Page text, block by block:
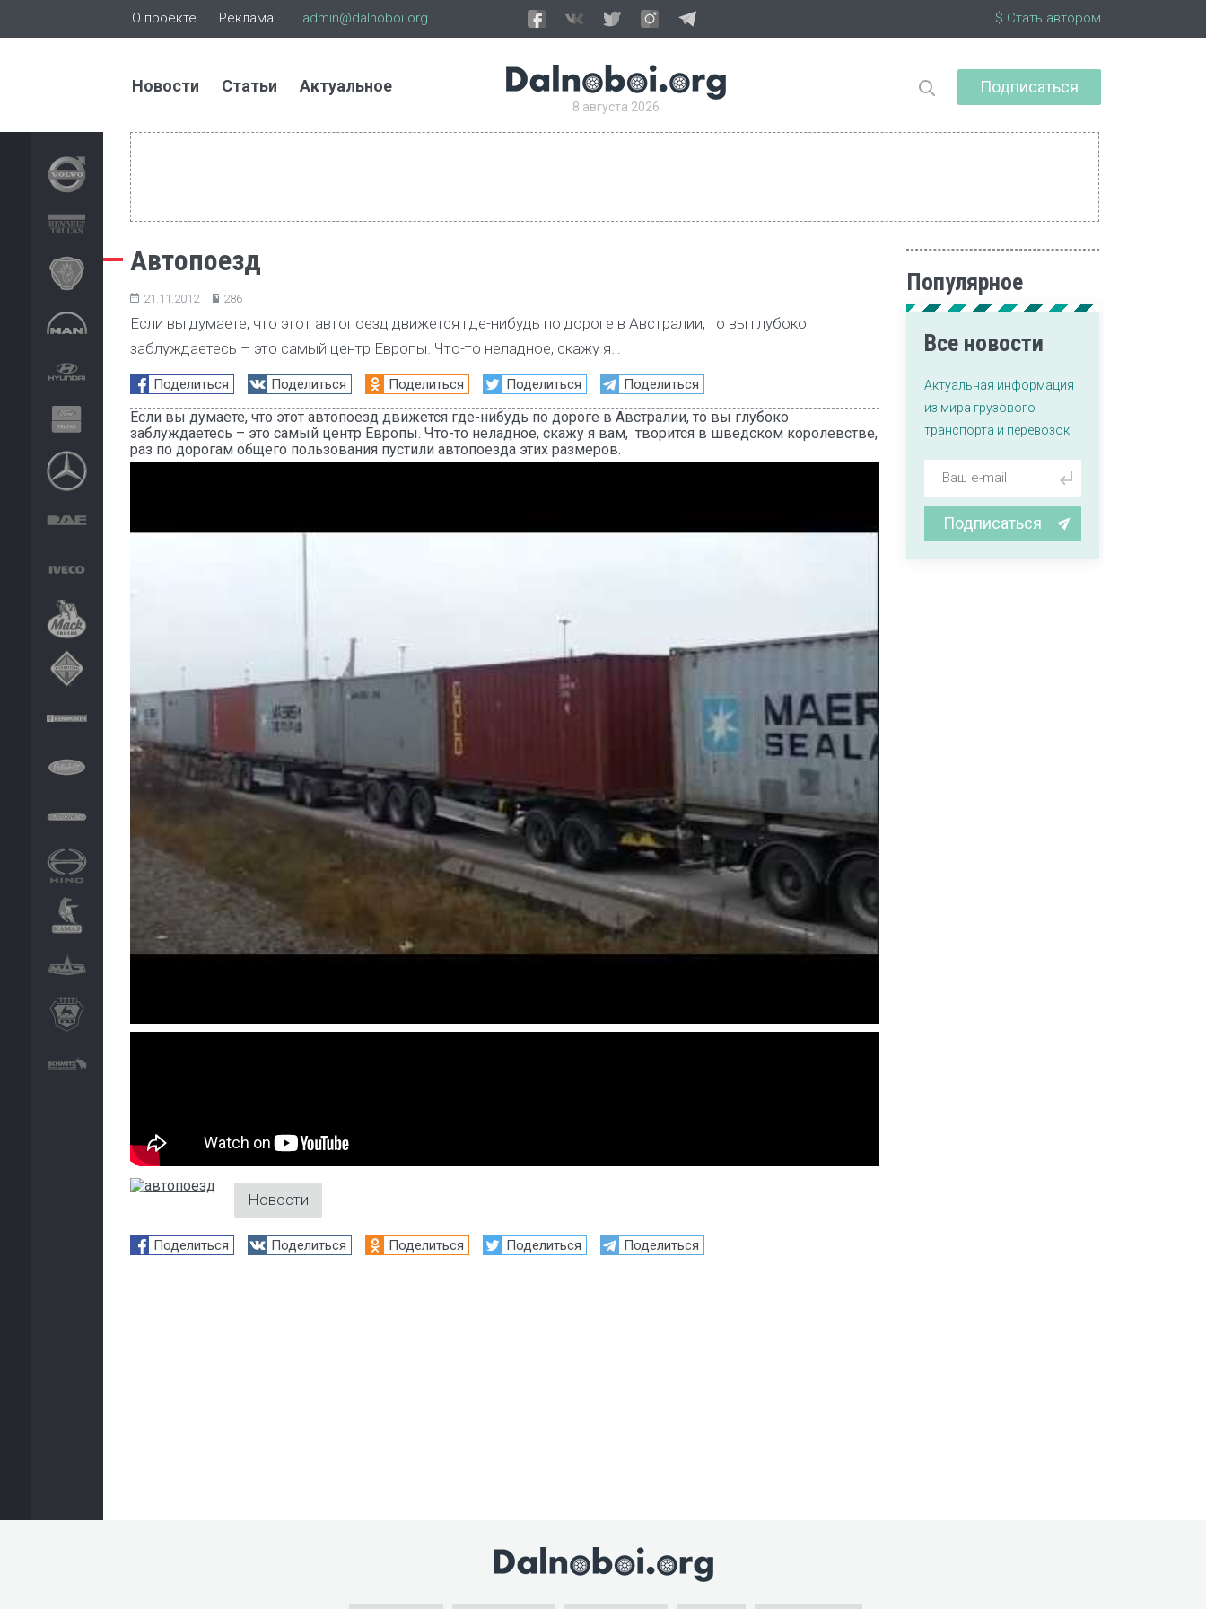
О проекте Реклама admin@dalnoboi.org $ Стать автором
Новости Статьи Актуальное
8 августа 2026
Подписаться
Автопоезд
21.11.2012 286
Если вы думаете, что этот автопоезд движется где-нибудь по дороге в Австралии, то вы глубоко
заблуждаетесь – это самый центр Европы. Что-то неладное, скажу я…
Поделиться Поделиться Поделиться Поделиться Поделиться
Если вы думаете, что этот автопоезд движется где-нибудь по дороге в Австралии, то вы глубоко
заблуждаетесь – это самый центр Европы. Что-то неладное, скажу я вам, творится в шведском королевстве,
раз по дорогам общего пользования пустили автопоезда этих размеров.
Новости
Поделиться Поделиться Поделиться Поделиться Поделиться
Популярное
Все новости
Актуальная информация
из мира грузового
транспорта и перевозок
Подписаться